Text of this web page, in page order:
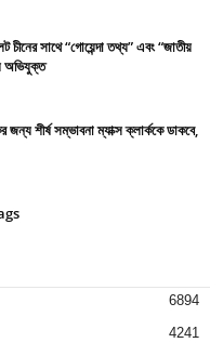
সাথে “গোয়েন্দা তথ্য” এবং “জাতীয়
অভিযুক্ত
শীর্ষ সম্ভাবনা ম্যাক্স ক্লার্ককে ডাকবে,
6894
4241